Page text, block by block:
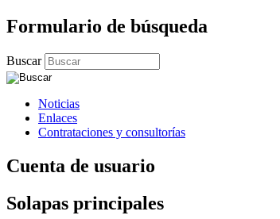
Formulario de búsqueda
Buscar
Noticias
Enlaces
Contrataciones y consultorías
Cuenta de usuario
Solapas principales